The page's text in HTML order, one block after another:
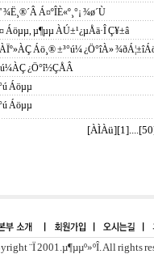
Á¤ºÎÈ«º¸°¡ ¾ø´Ù
Áöµµ, µ¶µµ ÀÚ±¹¿µÅä·Î Ç¥±â
Áö¸® ±³°ú¼­ ¿Ö°îÀ»
¿Ö°î½ÇÅÂ
Áöµµ
Áöµµ
[ÀÌÀü][1]....[50
¨Ï 2001.µ¶µµº»ºÎ. All rights